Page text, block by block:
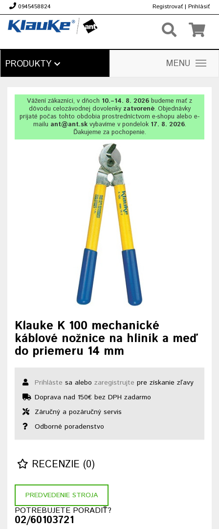
0945458824 Registrovať | Prihlásiť
PRODUKTY MENU
Vážení zákazníci, v dňoch 10.–14. 8. 2026 budeme mať z
dôvodu celozávodnej dovolenkyzatvorené. Objednávky
prijaté počas tohto obdobia prostredníctvom e-shopu alebo e-
mailu ant@ant.skvybavíme v pondelok 17. 8. 2026.
Ďakujeme za pochopenie.
Klauke K 100 mechanické
káblové nožnice na hliník a meď
do priemeru 14 mm
Prihláste sa alebo zaregistrujte pre získanie zľavy
Doprava nad 150€ bez DPH zadarmo
Záručný a pozáručný servis
Odborné poradenstvo
RECENZIE (0)
PREDVEDENIE STROJA
POTREBUJETE PORADIŤ?
02/60103721